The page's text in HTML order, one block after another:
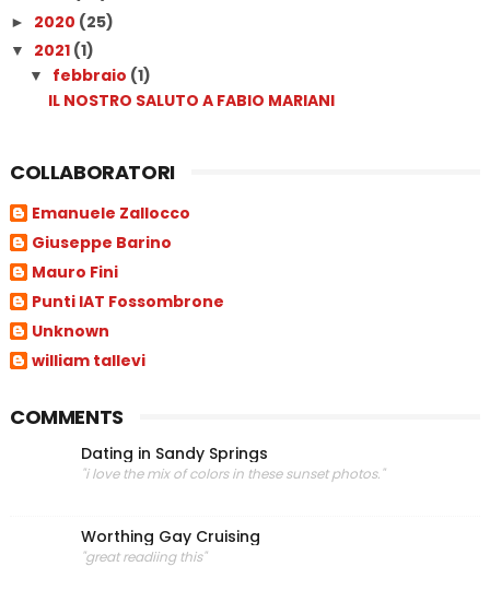
► 2020 (25)
▼ 2021 (1)
▼ febbraio (1)
IL NOSTRO SALUTO A FABIO MARIANI
COLLABORATORI
Emanuele Zallocco
Giuseppe Barino
Mauro Fini
Punti IAT Fossombrone
Unknown
william tallevi
COMMENTS
Dating in Sandy Springs
"i love the mix of colors in these sunset photos."
Worthing Gay Cruising
"great readiing this"